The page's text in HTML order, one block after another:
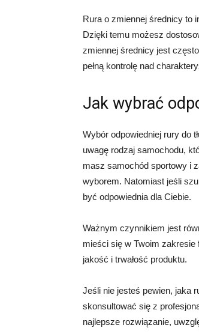
Rura o zmiennej średnicy to
Dzięki temu możesz
zmiennej średnicy jest
pełną kontrolę nad
Jak wybrać
Wybór odpowiedniej rury do
uwagę rodzaj samochodu,
masz samochód sportowy i
wyborem. Natomiast jeśli
być odpowiednia dla Ciebie.
Ważnym czynnikiem jest
mieści się w Twoim zakresie
jakość i trwałość produktu.
Jeśli nie jesteś pewien, jaka
skonsultować się z
najlepsze rozwiązanie,